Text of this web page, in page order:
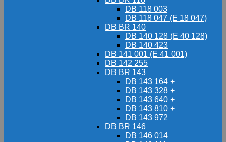
DB 118 003
DB 118 047 (E 18 047)
DB BR 140
DB 140 128 (E 40 128)
DB 140 423
DB 141 001 (E 41 001)
DB 142 255
DB BR 143
DB 143 164 +
DB 143 328 +
DB 143 640 +
DB 143 810 +
DB 143 972
DB BR 146
DB 146 014